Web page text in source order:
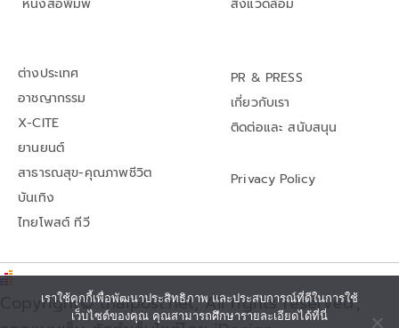
หนังสือพิมพ์
สิ่งแวดล้อม
ต่างประเทศ
อาชญากรรม
X-CITE
ยานยนต์
สาธารณสุข-คุณภาพชีวิต
บันเทิง
ไทยโพสต์ ทีวี
PR & PRESS
เกี่ยวกับเรา
ติดต่อและ สนับสนุน
Privacy Policy
Copyright© thaipost.net, All rights reserved.,
เราใช้คุกกี้เพื่อพัฒนาประสิทธิภาพ และประสบการณ์ที่ดีในการใช้
เว็บไซต์ของคุณ คุณสามารถศึกษารายละเอียดได้ที่นี่